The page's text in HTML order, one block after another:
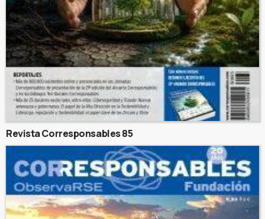
Revista Corresponsables 85